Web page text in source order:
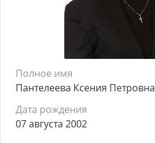
Полное имя
Пантелеева Ксения Петровна
Дата рождения
07 августа 2002